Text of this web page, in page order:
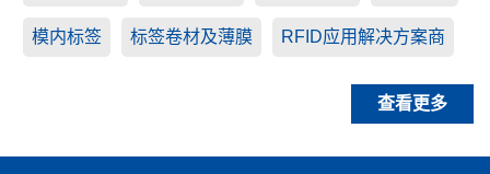
模内标签 标签卷材及薄膜 RFID应用解决方案商
查看更多